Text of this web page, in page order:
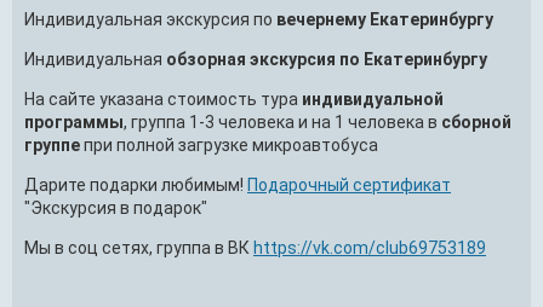
Индивидуальная экскурсия по вечернему Екатеринбургу
Индивидуальная обзорная экскурсия по Екатеринбургу
На сайте указана стоимость тура индивидуальной
программы, группа 1-3 человека и на 1 человека в сборной
группепри полной загрузке микроавтобуса
Дарите подарки любимым! Подарочный сертификат
"Экскурсия в подарок"
Мы в соц сетях, группа в ВК https://vk.com/club69753189